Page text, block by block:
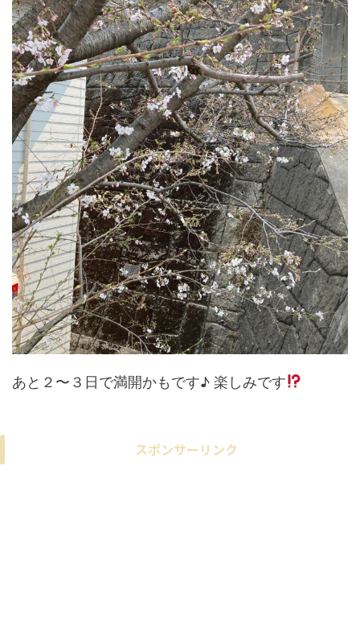
あと２〜３日で満開かもです♪ 楽しみです
スポンサーリンク